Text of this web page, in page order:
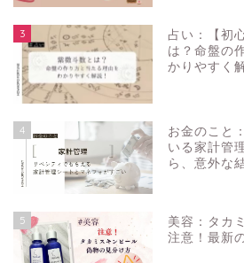
3
占い：【初
は？命盤の
かりやすく
4
お金のこと
いる家計管
ら、意外な
5
美容：タカ
注意！最新